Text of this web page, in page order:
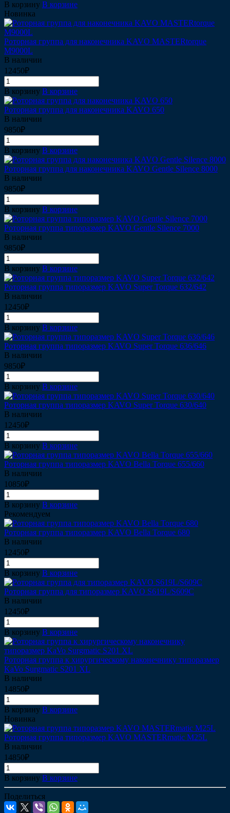
В корзину В корзине
Новинка
Роторная группа для наконечника KAVO MASTERtorque
M9000L
В наличии
12450₽
В корзину В корзине
Роторная группа для наконечника KAVO 650
В наличии
9850₽
В корзину В корзине
Роторная группа для наконечника KAVO Gentle Silence 8000
В наличии
9850₽
В корзину В корзине
Роторная группа типоразмер KAVO Gentle Silence 7000
В наличии
9850₽
В корзину В корзине
Роторная группа типоразмер KAVO Super Torque 632/642
В наличии
12450₽
В корзину В корзине
Роторная группа типоразмер KAVO Super Torque 636/646
В наличии
9850₽
В корзину В корзине
Роторная группа типоразмер KAVO Super Torque 630/640
В наличии
12450₽
В корзину В корзине
Роторная группа типоразмер KAVO Bella Torque 655/660
В наличии
10850₽
В корзину В корзине
Рекомендуем
Роторная группа типоразмер KAVO Bella Torque 680
В наличии
12450₽
В корзину В корзине
Роторная группа для типоразмер KAVO S619L/S609C
В наличии
12450₽
В корзину В корзине
Роторная группа к хирургическому наконечнику типоразмер
KaVo Surgmatic S201 XL
В наличии
14850₽
В корзину В корзине
Новинка
Роторная группа типоразмер KAVO MASTERmatic M25L
В наличии
14850₽
В корзину В корзине
Поделиться